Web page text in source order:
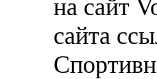
на сайт
сайта